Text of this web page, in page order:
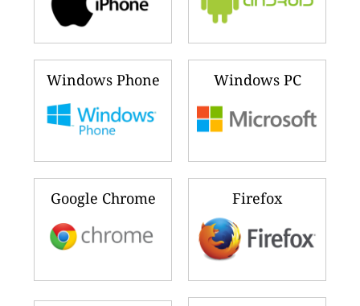
Windows Phone Windows PC
Google Chrome Firefox